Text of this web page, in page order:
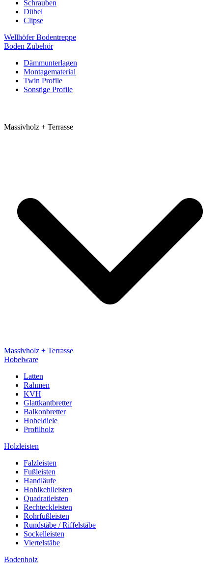
Schrauben
Dübel
Clipse
Wellhöfer Bodentreppe
Boden Zubehör
Dämmunterlagen
Montagematerial
Twin Profile
Sonstige Profile
Massivholz + Terrasse
Massivholz + Terrasse
Hobelware
Latten
Rahmen
KVH
Glattkantbretter
Balkonbretter
Hobeldiele
Profilholz
Holzleisten
Falzleisten
Fußleisten
Handläufe
Hohlkehlleisten
Quadratleisten
Rechteckleisten
Rohrfußleisten
Rundstäbe / Riffelstäbe
Sockelleisten
Viertelstäbe
Bodenholz